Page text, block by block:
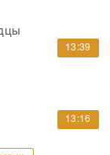
13:39
13:16